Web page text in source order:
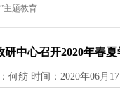
主题教育
研中心召开2020年春
何舫 时间：2020年06月